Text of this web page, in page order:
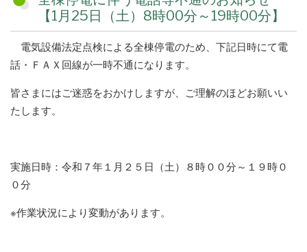
日
【1月25日（土）8時00分～19時00分】
電気設備法定点検による全棟停電のため、下記日時にて電
話・ＦＡＸ回線が一時不通になります。
皆さまにはご迷惑をおかけしますが、ご理解のほどお願いい
たします。
実施日時：令和７年１月２５日（土）８時００分～１９時０
０分
※作業状況により変動があります。